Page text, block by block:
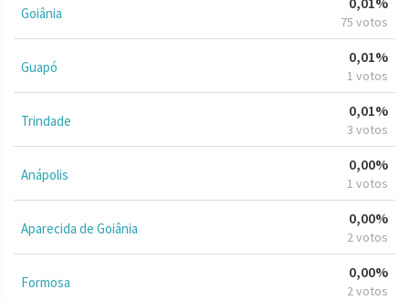
Goiânia 75 votos
Guapó
0,01%
1 votos
Trindade
0,01%
3 votos
Anápolis
0,00%
1 votos
Aparecida de Goiânia
0,00%
2 votos
Formosa
0,00%
2 votos